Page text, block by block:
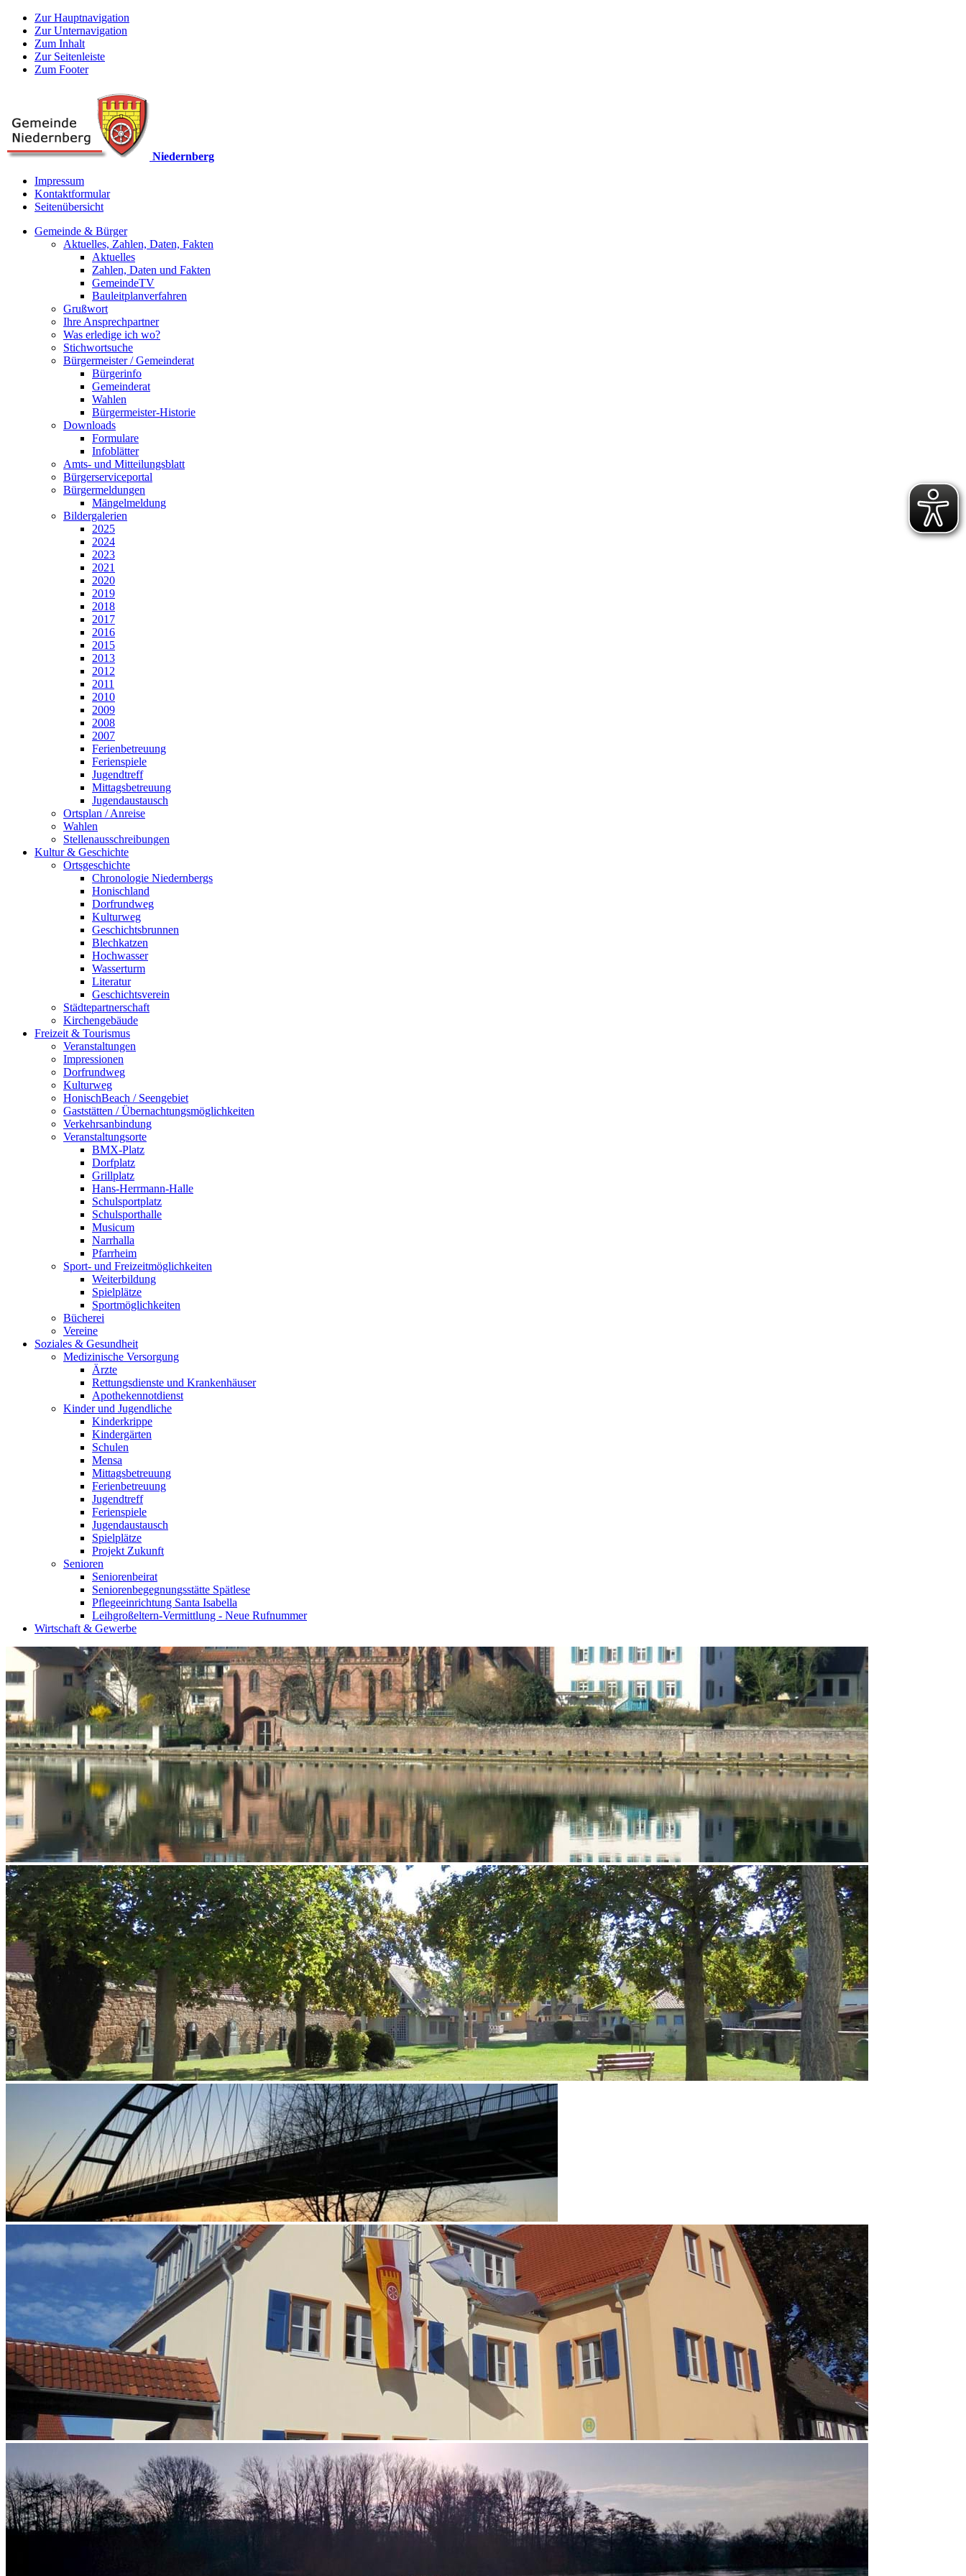
Zur Hauptnavigation
Zur Unternavigation
Zum Inhalt
Zur Seitenleiste
Zum Footer
Niedernberg
Impressum
Kontaktformular
Seitenübersicht
Gemeinde & Bürger
Aktuelles, Zahlen, Daten, Fakten
Aktuelles
Zahlen, Daten und Fakten
GemeindeTV
Bauleitplanverfahren
Grußwort
Ihre Ansprechpartner
Was erledige ich wo?
Stichwortsuche
Bürgermeister / Gemeinderat
Bürgerinfo
Gemeinderat
Wahlen
Bürgermeister-Historie
Downloads
Formulare
Infoblätter
Amts- und Mitteilungsblatt
Bürgerserviceportal
Bürgermeldungen
Mängelmeldung
Bildergalerien
2025
2024
2023
2021
2020
2019
2018
2017
2016
2015
2013
2012
2011
2010
2009
2008
2007
Ferienbetreuung
Ferienspiele
Jugendtreff
Mittagsbetreuung
Jugendaustausch
Ortsplan / Anreise
Wahlen
Stellenausschreibungen
Kultur & Geschichte
Ortsgeschichte
Chronologie Niedernbergs
Honischland
Dorfrundweg
Kulturweg
Geschichtsbrunnen
Blechkatzen
Hochwasser
Wasserturm
Literatur
Geschichtsverein
Städtepartnerschaft
Kirchengebäude
Freizeit & Tourismus
Veranstaltungen
Impressionen
Dorfrundweg
Kulturweg
HonischBeach / Seengebiet
Gaststätten / Übernachtungsmöglichkeiten
Verkehrsanbindung
Veranstaltungsorte
BMX-Platz
Dorfplatz
Grillplatz
Hans-Herrmann-Halle
Schulsportplatz
Schulsporthalle
Musicum
Narrhalla
Pfarrheim
Sport- und Freizeitmöglichkeiten
Weiterbildung
Spielplätze
Sportmöglichkeiten
Bücherei
Vereine
Soziales & Gesundheit
Medizinische Versorgung
Ärzte
Rettungsdienste und Krankenhäuser
Apothekennotdienst
Kinder und Jugendliche
Kinderkrippe
Kindergärten
Schulen
Mensa
Mittagsbetreuung
Ferienbetreuung
Jugendtreff
Ferienspiele
Jugendaustausch
Spielplätze
Projekt Zukunft
Senioren
Seniorenbeirat
Seniorenbegegnungsstätte Spätlese
Pflegeeinrichtung Santa Isabella
Leihgroßeltern-Vermittlung - Neue Rufnummer
Wirtschaft & Gewerbe